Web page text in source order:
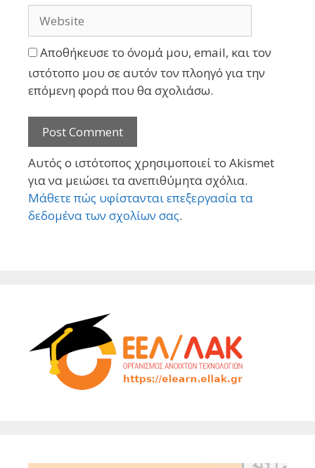
Αποθήκευσε το όνομά μου, email, και τον
ιστότοπο μου σε αυτόν τον πλοηγό για την
επόμενη φορά που θα σχολιάσω.
Αυτός ο ιστότοπος χρησιμοποιεί το Akismet
για να μειώσει τα ανεπιθύμητα σχόλια.
Μάθετε πώς υφίστανται επεξεργασία τα
δεδομένα των σχολίων σας.